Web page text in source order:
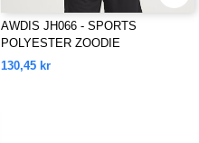
AWDIS JH066 - SPORTS
POLYESTER ZOODIE
130,45 kr